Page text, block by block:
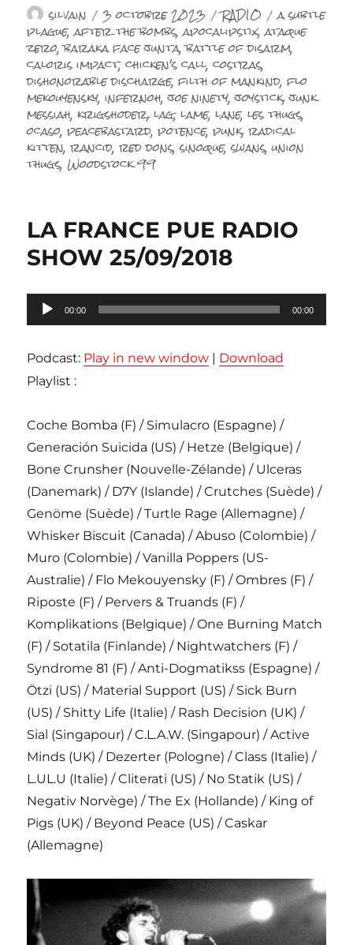
Auteur
silvain Publié
le
3 octobre 2023 Catégories
RADIO Étiquettes
a subtle
plague,after the bombs,apocalipstix,ataque
zero,baraka face junta,battle of disarm,
caloris impact,chicken's call,costras,
dishonorable discharge,filth of mankind,flo
mekouyensky,infernoh,joe ninety,joystick,junk
messiah, krigshoder,lag,lame,lane,les thugs,
ocaso,peacebastard,potence,punk,radical
kitten,rancid,red dons,sinoque,swans,union
thugs,Woodstock 99
LA FRANCE PUE RADIO
SHOW 25/09/2018
Lecteur
audio
00:00 00:00
Podcast: Play in new window | Download
Playlist :
Coche Bomba (F) / Simulacro (Espagne) /
Generación Suicida (US) / Hetze (Belgique) /
Bone Crunsher (Nouvelle-Zélande) / Ulceras
(Danemark) / D7Y (Islande) / Crutches (Suède) /
Genöme (Suède) / Turtle Rage (Allemagne) /
Whisker Biscuit (Canada) / Abuso (Colombie) /
Muro (Colombie) / Vanilla Poppers (US-
Australie) / Flo Mekouyensky (F) / Ombres (F) /
Riposte (F) / Pervers & Truands (F) /
Komplikations (Belgique) / One Burning Match
(F) / Sotatila (Finlande) / Nightwatchers (F) /
Syndrome 81 (F) / Anti-Dogmatikss (Espagne) /
Ötzi (US) / Material Support (US) / Sick Burn
(US) / Shitty Life (Italie) / Rash Decision (UK) /
Sial (Singapour) / C.L.A.W. (Singapour) / Active
Minds (UK) / Dezerter (Pologne) / Class (Italie) /
L.UL.U (Italie) / Cliterati (US) / No Statik (US) /
Negativ Norvège) / The Ex (Hollande) / King of
Pigs (UK) / Beyond Peace (US) / Caskar
(Allemagne)